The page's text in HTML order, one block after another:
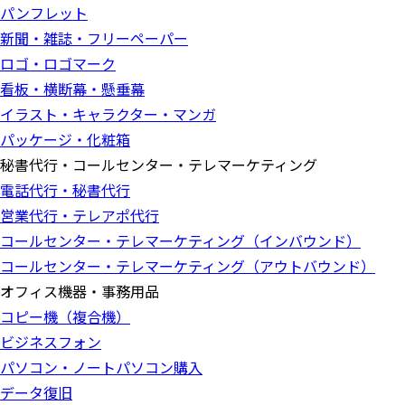
パンフレット
新聞・雑誌・フリーペーパー
ロゴ・ロゴマーク
看板・横断幕・懸垂幕
イラスト・キャラクター・マンガ
パッケージ・化粧箱
秘書代行・コールセンター・テレマーケティング
電話代行・秘書代行
営業代行・テレアポ代行
コールセンター・テレマーケティング（インバウンド）
コールセンター・テレマーケティング（アウトバウンド）
オフィス機器・事務用品
コピー機（複合機）
ビジネスフォン
パソコン・ノートパソコン購入
データ復旧